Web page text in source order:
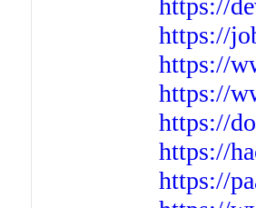
https://
https://
https://
https://
https://
https://
https://